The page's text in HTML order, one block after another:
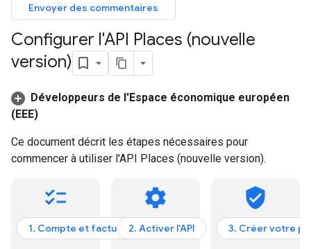
Envoyer des commentaires
Configurer l'API Places (nouvelle
version)
Développeurs de l'Espace économique européen
(EEE)
Ce document décrit les étapes nécessaires pour
commencer à utiliser l'API Places (nouvelle version).
checklist
1. Compte et facturation
settings
2. Activer l'API
verified_user
3. Créer votre